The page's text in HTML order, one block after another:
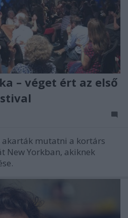
– véget ért az első
akarták mutatni a kortárs
New Yorkban, akiknek